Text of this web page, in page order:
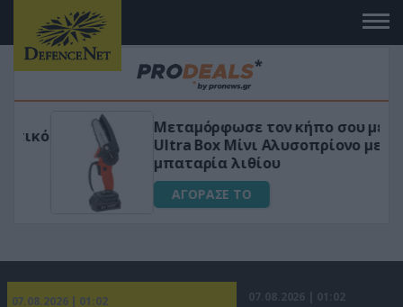
Μεταμόρφωσε τον κήπο σου με το
Ultra Box Μίνι Αλυσοπρίονο με
μπαταρία λιθίου
ΑΓΟΡΑΣΕ ΤΟ
07.08.2026 | 01:02 07.08.2026 | 01:02